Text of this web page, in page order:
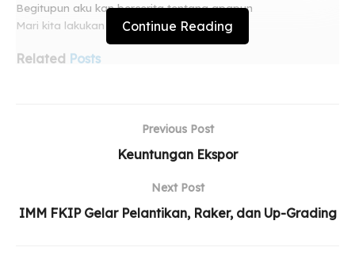
Begitupun aku kan bercerita tentang apapun
Mari kita lakukan bersama
Related Posts
Langit Yang Tak Lagi Sama
Continue Reading
Previous Post
Keuntungan Ekspor
Next Post
IMM FKIP Gelar Pelantikan, Raker, dan Up-Grading